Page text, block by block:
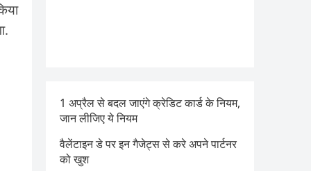
1 अप्रैल से बदल जाएंगे क्रेडिट कार्ड के नियम,
जान लीजिए ये नियम
वैलेंटाइन डे पर इन गैजेट्स से करे अपने पार्टनर
को खुश